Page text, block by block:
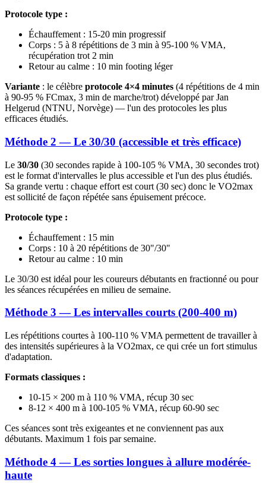
Protocole type :
Échauffement : 15-20 min progressif
Corps : 5 à 8 répétitions de 3 min à 95-100 % VMA,
récupération trot 2 min
Retour au calme : 10 min footing léger
Variante : le célèbre protocole 4×4 minutes (4 répétitions de 4 min
à 90-95 % FCmax, 3 min de marche/trot) développé par Jan
Helgerud (NTNU, Norvège) — l'un des protocoles les plus
efficaces étudiés.
Méthode 2 — Le 30/30 (accessible et très efficace)
Le 30/30 (30 secondes rapide à 100-105 % VMA, 30 secondes trot)
est le format d'intervalles le plus accessible et l'un des plus étudiés.
Sa grande vertu : chaque effort est court (30 sec) donc le VO2max
est sollicité de façon répétée sans épuisement précoce.
Protocole type :
Échauffement : 15 min
Corps : 10 à 20 répétitions de 30"/30"
Retour au calme : 10 min
Le 30/30 est idéal pour les coureurs débutants en fractionné ou pour
les séances récupérées en milieu de semaine.
Méthode 3 — Les intervalles courts (200-400 m)
Les répétitions courtes à 100-110 % VMA permettent de travailler à
des intensités supérieures à la VO2max, ce qui crée un fort stimulus
d'adaptation.
Formats classiques :
10-15 × 200 m à 110 % VMA, récup 30 sec
8-12 × 400 m à 100-105 % VMA, récup 60-90 sec
Ces séances sont très exigeantes et ne conviennent pas aux
débutants. Maximum 1 fois par semaine.
Méthode 4 — Les sorties longues à allure modérée-
haute